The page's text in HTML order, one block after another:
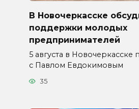
В Новочеркасске
поддержки молодых
предпринимателей
5 августа в Новочеркасске
с Павлом Евдокимовым
35